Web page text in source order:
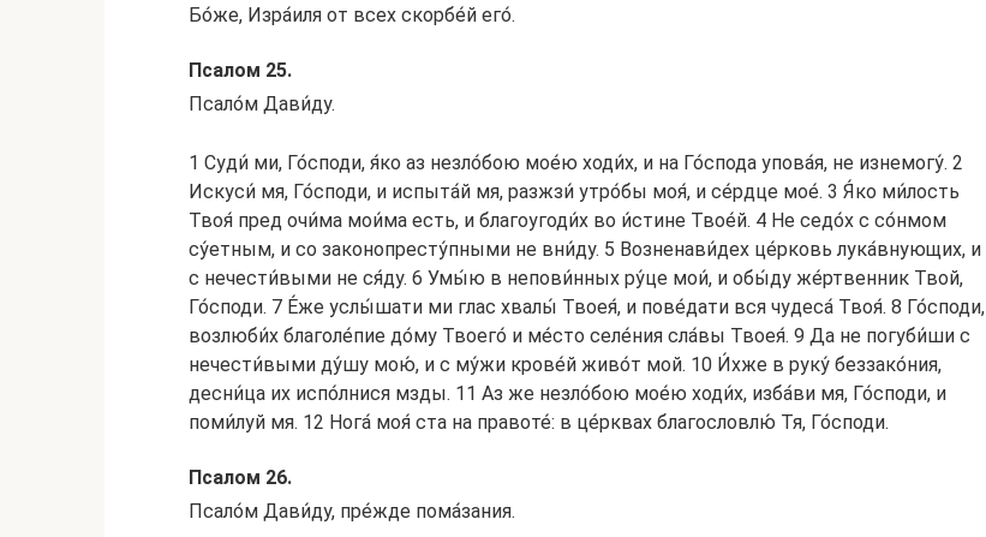
Бо́же, Изра́иля от всех скорбе́й eго́.
Псалом 25.
Псало́м Дави́ду.
1 Суди́ ми, Го́споди, я́ко аз незло́бою мое́ю ходи́х, и на Го́спода упова́я, не изнемогу́. 2
Искуси́ мя, Го́споди, и испыта́й мя, разжзи́ утро́бы моя́, и се́рдце мое́. 3 Я́ко ми́лость
Твоя́ пред очи́ма мои́ма есть, и благоугоди́х во и́стине Твое́й. 4 Не седо́х с со́нмом
су́етным, и со законопресту́пными не вни́ду. 5 Возненави́дех це́рковь лука́внующих, и
с нечести́выми не ся́ду. 6 Умы́ю в непови́нных ру́це мои́, и обы́ду же́ртвенник Твой,
Го́споди. 7 Е́же услы́шати ми глас хвалы́ Твоея́, и пове́дати вся чудеса́ Твоя́. 8 Го́споди,
возлюби́х благоле́пие до́му Твоего́ и ме́сто селе́ния сла́вы Твоея́. 9 Да не погуби́ши с
нечести́выми ду́шу мою́, и с му́жи крове́й живо́т мой. 10 И́хже в руку́ беззако́ния,
десни́ца их испо́лнися мзды. 11 Аз же незло́бою мое́ю ходи́х, изба́ви мя, Го́споди, и
поми́луй мя. 12 Нога́ моя́ ста на правоте́: в це́рквах благословлю́ Тя, Го́споди.
Псалом 26.
Псало́м Дави́ду, пре́жде пома́зания.